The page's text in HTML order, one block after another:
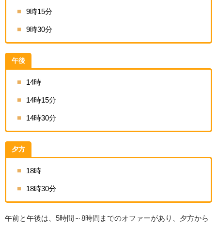
9時15分
9時30分
午後
14時
14時15分
14時30分
夕方
18時
18時30分
午前と午後は、5時間～8時間までのオファーがあり、夕方から